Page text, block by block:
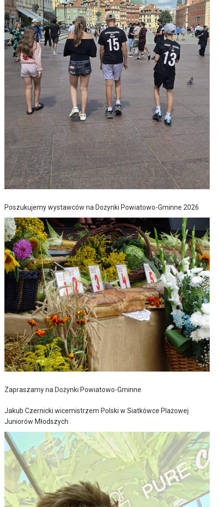
Poszukujemy wystawców na Dożynki Powiatowo-Gminne 2026
Zapraszamy na Dożynki Powiatowo-Gminne
Jakub Czernicki wicemistrzem Polski w Siatkówce Plażowej
Juniorów Młodszych